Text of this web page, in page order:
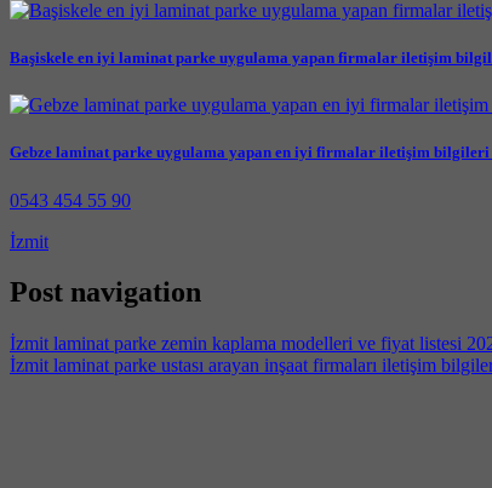
Başiskele en iyi laminat parke uygulama yapan firmalar iletişim
Gebze laminat parke uygulama yapan en iyi firmalar iletişim bilgileri
0543 454 55 90
İzmit
Post navigation
İzmit laminat parke zemin kaplama modelleri ve fiyat listesi
İzmit laminat parke ustası arayan inşaat firmaları iletişim